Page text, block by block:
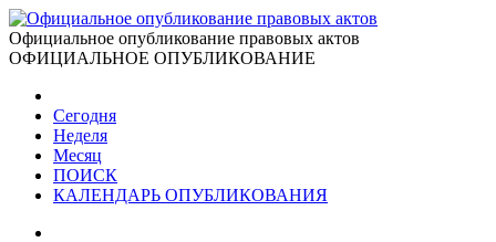
Официальное опубликование правовых актов
ОФИЦИАЛЬНОЕ ОПУБЛИКОВАНИЕ
Сегодня
Неделя
Месяц
ПОИСК
КАЛЕНДАРЬ ОПУБЛИКОВАНИЯ